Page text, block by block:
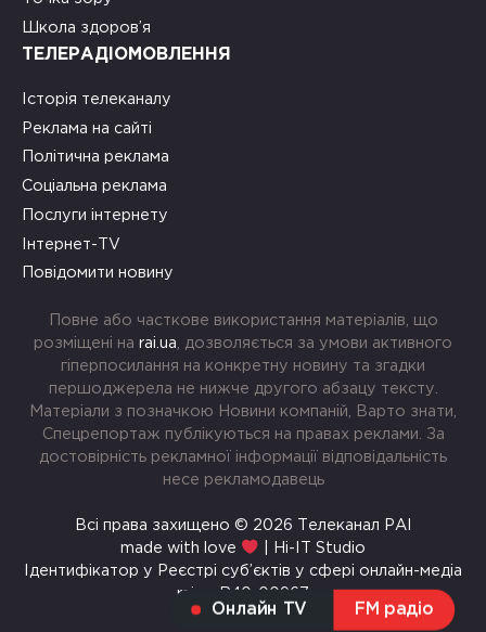
Онлайн TV FM радіо
Школа здоров’я
ТЕЛЕРАДІОМОВЛЕННЯ
Історія телеканалу
Реклама на сайті
Політична реклама
Соціальна реклама
Послуги інтернету
Інтернет-TV
Повідомити новину
Повне або часткове використання матеріалів, що
розміщені на rai.ua , дозволяється за умови активного
гіперпосилання на конкретну новину та згадки
першоджерела не нижче другого абзацу тексту.
Матеріали з позначкою Новини компаній, Варто знати,
Спецрепортаж публікуються на правах реклами. За
достовірність рекламної інформації відповідальність
несе рекламодавець
Всі права захищено © 2026 Телеканал РАІ
made with love
| Hi-IT Studio
Ідентифікатор у Реєстрі суб’єктів у сфері онлайн-медіа
rai.ua R40-00967